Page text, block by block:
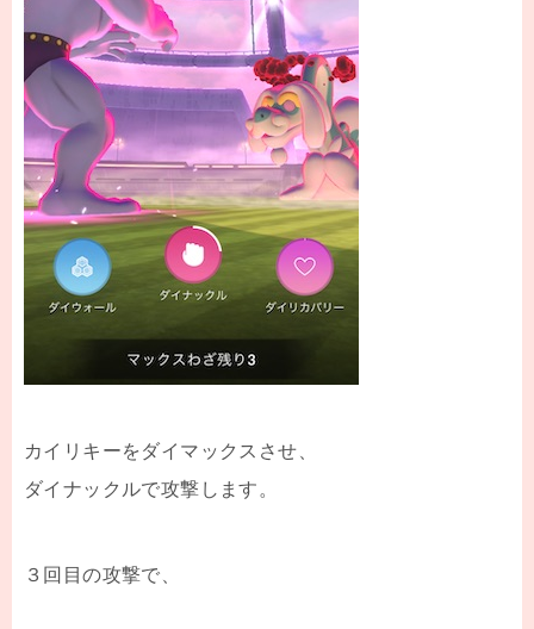
カイリキーをダイマックスさせ、
ダイナックルで攻撃します。
３回目の攻撃で、